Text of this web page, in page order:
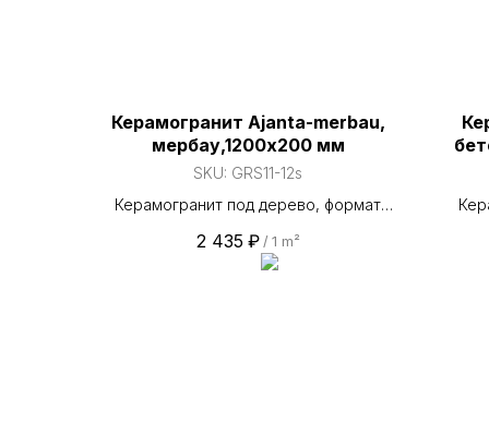
Керамогранит Ajanta-merbau,
мербау,1200х200 мм
SKU: GRS11-12s
Керамогранит под дерево, формат
древесины при износостойкости
керамогранита. Поверхность —
2 435 ₽ / 1 m²